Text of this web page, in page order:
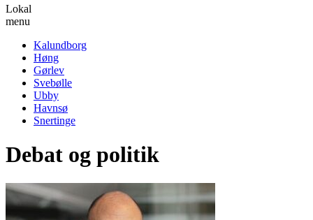
Lokal
menu
Kalundborg
Høng
Gørlev
Svebølle
Ubby
Havnsø
Snertinge
Debat og politik